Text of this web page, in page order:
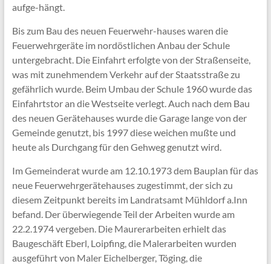
aufge-hängt.
Bis zum Bau des neuen Feuerwehr-hauses waren die
Feuerwehrgeräte im nordöstlichen Anbau der Schule
untergebracht. Die Einfahrt erfolgte von der Straßenseite,
was mit zunehmendem Verkehr auf der Staatsstraße zu
gefährlich wurde. Beim Umbau der Schule 1960 wurde das
Einfahrtstor an die Westseite verlegt. Auch nach dem Bau
des neuen Gerätehauses wurde die Garage lange von der
Gemeinde genutzt, bis 1997 diese weichen mußte und
heute als Durchgang für den Gehweg genutzt wird.
Im Gemeinderat wurde am 12.10.1973 dem Bauplan für das
neue Feuerwehrgerätehauses zugestimmt, der sich zu
diesem Zeitpunkt bereits im Landratsamt Mühldorf a.Inn
befand. Der überwiegende Teil der Arbeiten wurde am
22.2.1974 vergeben. Die Maurerarbeiten erhielt das
Baugeschäft Eberl, Loipfing, die Malerarbeiten wurden
ausgeführt von Maler Eichelberger, Töging, die